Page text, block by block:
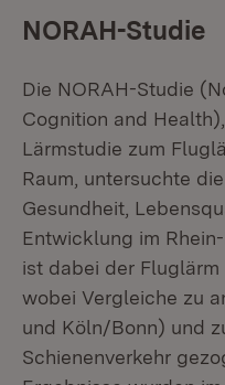
NORAH-Studie
Die NORAH-Studie
Cognition and
Lärmstudie zum
Raum, untersuchte
Gesundheit,
Entwicklung im
ist dabei der Fluglärm
wobei Vergleiche zu
und Köln/Bonn) und
Schienenverkehr